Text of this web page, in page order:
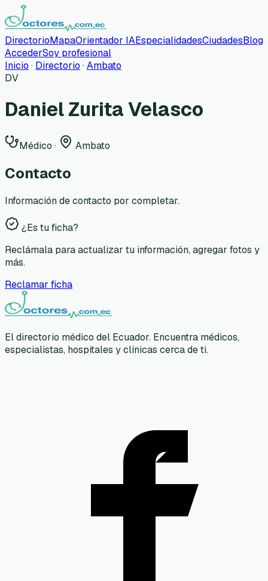
DirectorioMapaOrientador IAEspecialidadesCiudadesBlog
AccederSoy profesional
Inicio · Directorio ·Ambato
DV
Daniel Zurita Velasco
Médico · Ambato
Contacto
Información de contacto por completar.
¿Es tu ficha?
Reclámala para actualizar tu información, agregar fotos y
más.
Reclamar ficha
El directorio médico del Ecuador. Encuentra médicos,
especialistas, hospitales y clínicas cerca de ti.